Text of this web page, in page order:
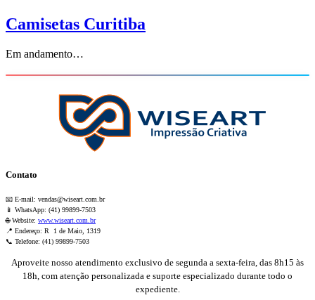
Camisetas Curitiba
Em andamento…
Contato
📧 E-mail: vendas@wiseart.com.br
📱 WhatsApp: (41) 99899-7503
🌐 Website: www.wiseart.com.br
📍 Endereço: R 1 de Maio, 1319
📞 Telefone: (41) 99899-7503
Aproveite nosso atendimento exclusivo de segunda a sexta-feira, das 8h15 às
18h, com atenção personalizada e suporte especializado durante todo o
expediente.